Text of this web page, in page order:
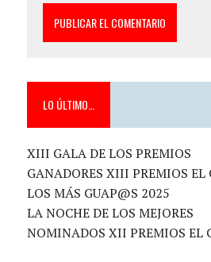
LO ÚLTIMO…
XIII GALA DE LOS PREMIOS
GANADORES XIII PREMIOS
LOS MÁS GUAP@S 2025
LA NOCHE DE LOS MEJORES
NOMINADOS XII PREMIOS EL